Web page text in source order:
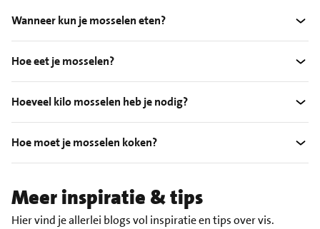
Wanneer kun je mosselen eten?
Hoe eet je mosselen?
Hoeveel kilo mosselen heb je nodig?
Hoe moet je mosselen koken?
Meer inspiratie & tips
Hier vind je allerlei blogs vol inspiratie en tips over vis.